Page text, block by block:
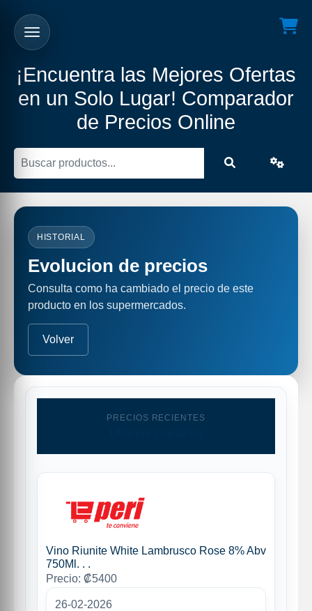
¡Encuentra las Mejores Ofertas
en un Solo Lugar! Comparador
de Precios Online
HISTORIAL
Evolucion de precios
Consulta como ha cambiado el precio de este
producto en los supermercados.
Volver
PRECIOS RECIENTES
Vino Riunite White Lambrusco Rose 8% Abv
750Ml. . .
Precio: ₡5400
26-02-2026